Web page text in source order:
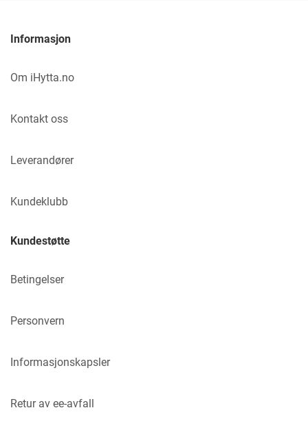
Informasjon
Om iHytta.no
Kontakt oss
Leverandører
Kundeklubb
Kundestøtte
Betingelser
Personvern
Informasjonskapsler
Retur av ee-avfall